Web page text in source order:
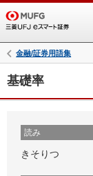
金融/証券用語集
基礎率
読み
きそりつ